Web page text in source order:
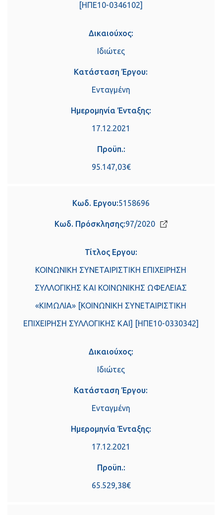
[ΗΠΕ10-0346102]
Δικαιούχος:
Ιδιώτες
Κατάσταση Έργου:
Ενταγμένη
Ημερομηνία Ένταξης:
17.12.2021
Προϋπ.:
95.147,03€
Κωδ. Εργου:5158696
Κωδ. Πρόσκλησης:97/2020
Τίτλος Εργου:
ΚΟΙΝΩΝΙΚΗ ΣΥΝΕΤΑΙΡΙΣΤΙΚΗ ΕΠΙΧΕΙΡΗΣΗ
ΣΥΛΛΟΓΙΚΗΣ ΚΑΙ ΚΟΙΝΩΝΙΚΗΣ ΩΦΕΛΕΙΑΣ
«ΚΙΜΩΛΙΑ» [ΚΟΙΝΩΝΙΚΗ ΣΥΝΕΤΑΙΡΙΣΤΙΚΗ
ΕΠΙΧΕΙΡΗΣΗ ΣΥΛΛΟΓΙΚΗΣ ΚΑΙ] [ΗΠΕ10-0330342]
Δικαιούχος:
Ιδιώτες
Κατάσταση Έργου:
Ενταγμένη
Ημερομηνία Ένταξης:
17.12.2021
Προϋπ.:
65.529,38€